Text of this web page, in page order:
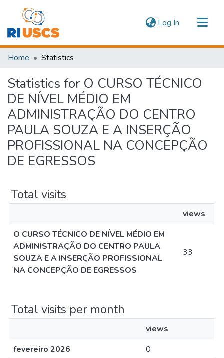
Log In (current)
Communities & Collections
Home Statistics
Statistics for O CURSO TÉCNICO
DE NÍVEL MÉDIO EM
ADMINISTRAÇÃO DO CENTRO
PAULA SOUZA E A INSERÇÃO
PROFISSIONAL NA CONCEPÇÃO
DE EGRESSOS
Total visits
views
O CURSO TÉCNICO DE NÍVEL MÉDIO EM
ADMINISTRAÇÃO DO CENTRO PAULA
SOUZA E A INSERÇÃO PROFISSIONAL
NA CONCEPÇÃO DE EGRESSOS
33
Total visits per month
views
fevereiro 2026
0